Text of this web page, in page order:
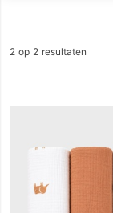
2 op 2 resultaten